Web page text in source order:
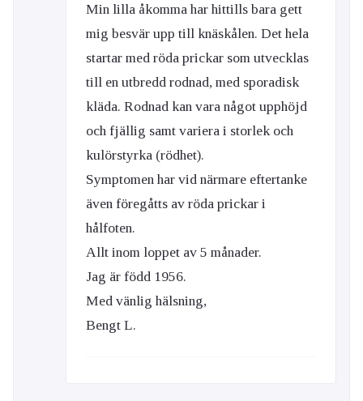
Min lilla åkomma har hittills bara gett
mig besvär upp till knäskålen. Det hela
startar med röda prickar som utvecklas
till en utbredd rodnad, med sporadisk
kläda. Rodnad kan vara något upphöjd
och fjällig samt variera i storlek och
kulörstyrka (rödhet).
Symptomen har vid närmare eftertanke
även föregåtts av röda prickar i
hålfoten.
Allt inom loppet av 5 månader.
Jag är född 1956.
Med vänlig hälsning,
Bengt L.